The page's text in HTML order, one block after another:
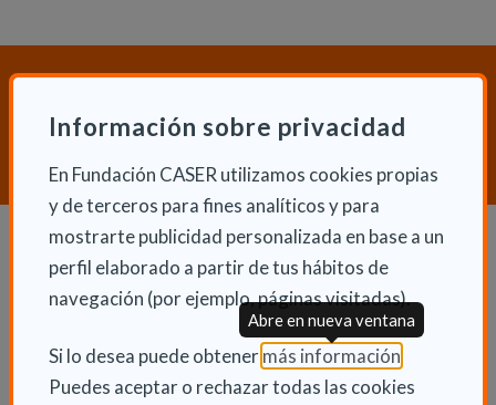
Información sobre privacidad
En Fundación CASER utilizamos cookies propias
y de terceros para fines analíticos y para
mostrarte publicidad personalizada en base a un
perfil elaborado a partir de tus hábitos de
navegación (por ejemplo, páginas visitadas).
Si lo desea puede obtener más información(Abre en
Puedes aceptar o rechazar todas las cookies
Abre en nueva ventana
¿Necesitas orientación sobre
Dependencia y Discapacidad?
Dependencia y autonomía
Dependencia en las CCAA
Trámites